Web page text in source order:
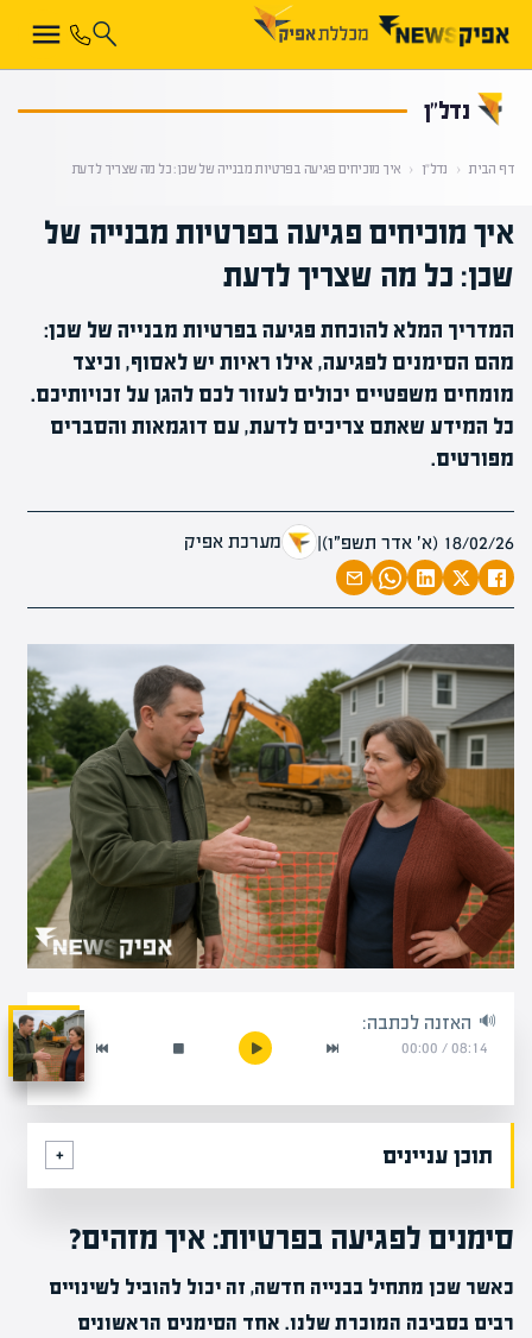
נדל”ן
דף הבית ‹ נדל”ן ‹ איך מוכיחים פגיעה בפרטיות מבנייה של שכן: כל מה שצריך לדעת
איך מוכיחים פגיעה בפרטיות מבנייה של
שכן: כל מה שצריך לדעת
המדריך המלא להוכחת פגיעה בפרטיות מבנייה של שכן:
מהם הסימנים לפגיעה, אילו ראיות יש לאסוף, וכיצד
מומחים משפטיים יכולים לעזור לכם להגן על זכויותיכם.
כל המידע שאתם צריכים לדעת, עם דוגמאות והסברים
מפורטים.
18/02/26 (א׳ אדר תשפ״ו) | מערכת אפיק
האזנה לכתבה:
08:14
/
00:00
תוכן עניינים
סימנים לפגיעה בפרטיות: איך מזהים?
כאשר שכן מתחיל בבנייה חדשה, זה יכול להוביל לשינויים
רבים בסביבה המוכרת שלנו. אחד הסימנים הראשונים